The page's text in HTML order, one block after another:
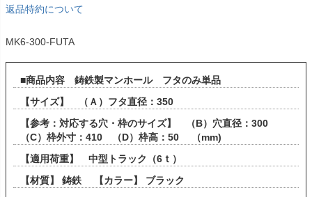
返品特約について
MK6-300-FUTA
■商品内容 鋳鉄製マンホール フタのみ単品
【サイズ】 （Ａ）フタ直径：350
【参考：対応する穴・枠のサイズ】 （B）穴直径：300
（C）枠外寸：410 （D）枠高：50 （mm)
【適用荷重】 中型トラック（6ｔ）
【材質】 鋳鉄 【カラー】 ブラック